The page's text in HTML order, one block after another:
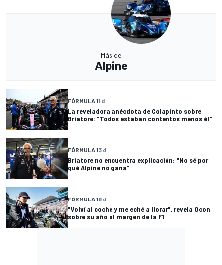
Más de
Alpine
FÓRMULA 11 d
La reveladora anécdota de Colapinto sobre
Briatore: "Todos estaban contentos menos él"
FÓRMULA 13 d
Briatore no encuentra explicación: "No sé por
qué Alpine no gana"
FÓRMULA 16 d
"Volví al coche y me eché a llorar", revela Ocon
sobre su año al margen de la F1